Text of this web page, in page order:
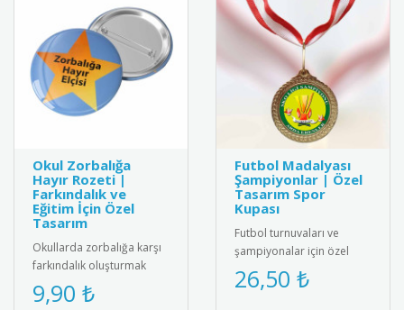
Okul Zorbalığa
Hayır Rozeti |
Farkındalık ve
Eğitim İçin Özel
Tasarım
Okullarda zorbalığa karşı
farkındalık oluşturmak
amacıyla tasarlanmış
“Zorbalığa Hayır” temalı
9,90 ₺
Futbol Madalyası
Şampiyonlar | Özel
Tasarım Spor
Kupası
Futbol turnuvaları ve
şampiyonalar için özel
tasarım futbol madalyası.
Kaliteli metal malzemeden
26,50 ₺